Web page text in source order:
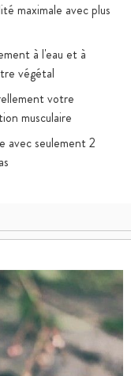
maximale avec plus
à l'eau et à
végétal
votre
musculaire
avec seulement 2